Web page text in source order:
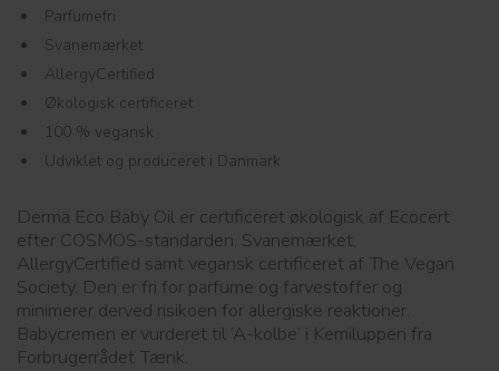
Parfumefri
Svanemærket
AllergyCertified
Økologisk certificeret
100 % vegansk
Udviklet og produceret i Danmark
Derma Eco Baby Oil er certificeret økologisk af Ecocert
efter COSMOS-standarden, Svanemærket,
AllergyCertified samt vegansk certificeret af The Vegan
Society. Den er fri for parfume og farvestoffer og
minimerer derved risikoen for allergiske reaktioner.
Babycremen er vurderet til ’A-kolbe’ i Kemiluppen fra
Forbrugerrådet Tænk.